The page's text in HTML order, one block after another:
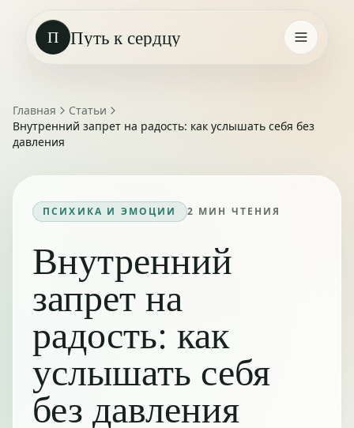
П Путь к сердцу
Главная
Статьи
Внутренний запрет на радость: как услышать себя без
давления
ПСИХИКА И ЭМОЦИИ 2 МИН ЧТЕНИЯ
Внутренний
запрет на
радость: как
услышать себя
без давления